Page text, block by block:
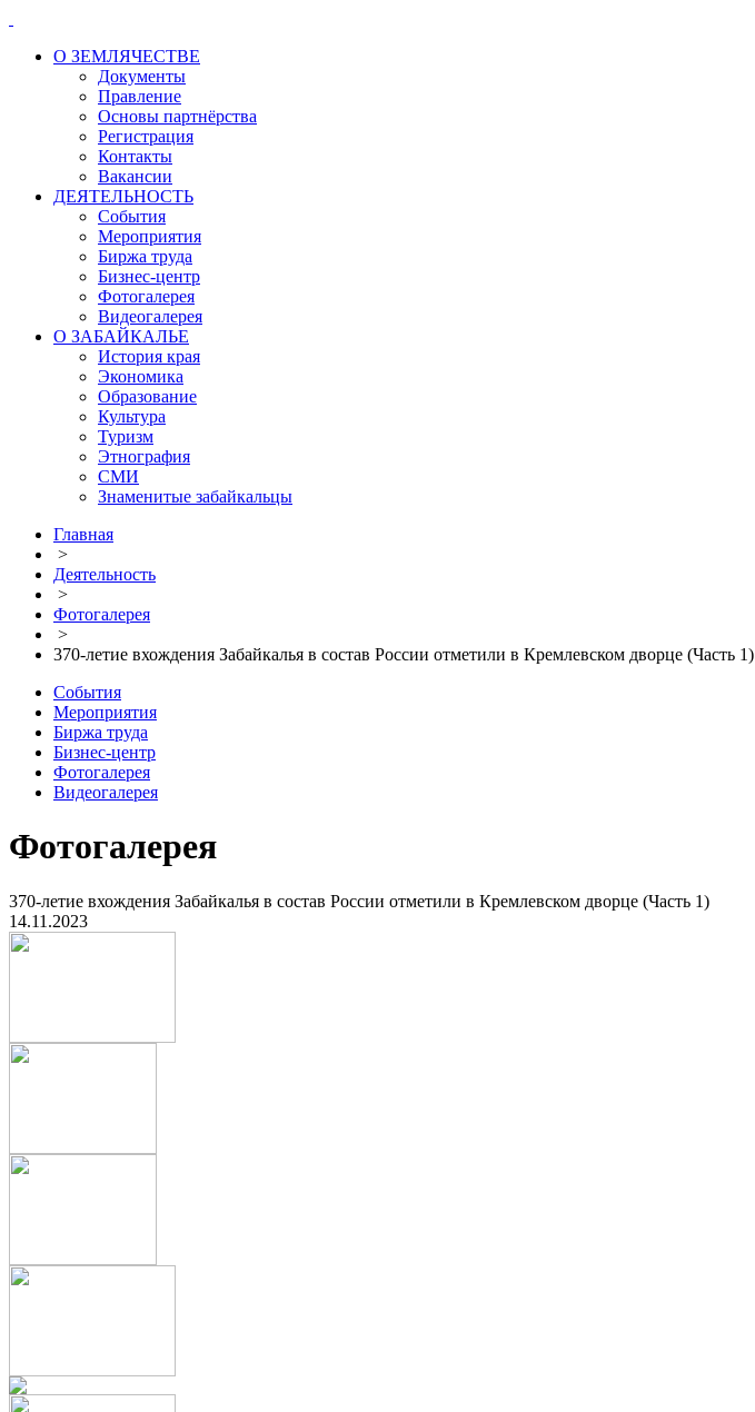
О ЗЕМЛЯЧЕСТВЕ
Документы
Правление
Основы партнёрства
Регистрация
Контакты
Вакансии
ДЕЯТЕЛЬНОСТЬ
События
Мероприятия
Биржа труда
Бизнес-центр
Фотогалерея
Видеогалерея
О ЗАБАЙКАЛЬЕ
История края
Экономика
Образование
Культура
Туризм
Этнография
СМИ
Знаменитые забайкальцы
Главная
>
Деятельность
>
Фотогалерея
>
370-летие вхождения Забайкалья в состав России отметили в Кремлевском дворце (Часть 1)
События
Мероприятия
Биржа труда
Бизнес-центр
Фотогалерея
Видеогалерея
Фотогалерея
370-летие вхождения Забайкалья в состав России отметили в Кремлевском дворце (Часть 1)
14.11.2023